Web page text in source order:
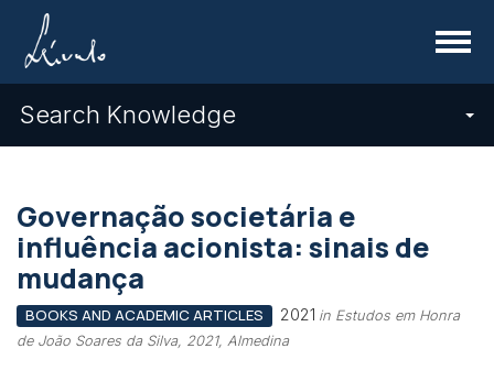
Menu
Search Knowledge
Governação societária e
influência acionista: sinais de
mudança
BOOKS AND ACADEMIC ARTICLES 2021 in Estudos em Honra
de João Soares da Silva, 2021, Almedina